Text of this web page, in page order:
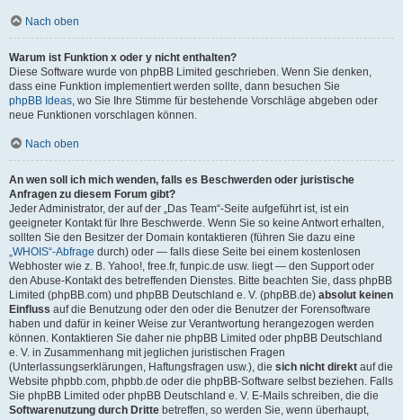
Nach oben
Warum ist Funktion x oder y nicht enthalten?
Diese Software wurde von phpBB Limited geschrieben. Wenn Sie denken,
dass eine Funktion implementiert werden sollte, dann besuchen Sie
phpBB Ideas, wo Sie Ihre Stimme für bestehende Vorschläge abgeben oder
neue Funktionen vorschlagen können.
Nach oben
An wen soll ich mich wenden, falls es Beschwerden oder juristische
Anfragen zu diesem Forum gibt?
Jeder Administrator, der auf der „Das Team“-Seite aufgeführt ist, ist ein
geeigneter Kontakt für Ihre Beschwerde. Wenn Sie so keine Antwort erhalten,
sollten Sie den Besitzer der Domain kontaktieren (führen Sie dazu eine
„WHOIS“-Abfrage durch) oder — falls diese Seite bei einem kostenlosen
Webhoster wie z. B. Yahoo!, free.fr, funpic.de usw. liegt — den Support oder
den Abuse-Kontakt des betreffenden Dienstes. Bitte beachten Sie, dass phpBB
Limited (phpBB.com) und phpBB Deutschland e. V. (phpBB.de) absolut keinen
Einfluss auf die Benutzung oder den oder die Benutzer der Forensoftware
haben und dafür in keiner Weise zur Verantwortung herangezogen werden
können. Kontaktieren Sie daher nie phpBB Limited oder phpBB Deutschland
e. V. in Zusammenhang mit jeglichen juristischen Fragen
(Unterlassungserklärungen, Haftungsfragen usw.), die sich nicht direkt auf die
Website phpbb.com, phpbb.de oder die phpBB-Software selbst beziehen. Falls
Sie phpBB Limited oder phpBB Deutschland e. V. E-Mails schreiben, die die
Softwarenutzung durch Dritte betreffen, so werden Sie, wenn überhaupt,